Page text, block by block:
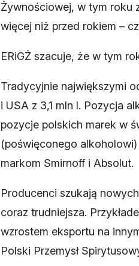
Żywnościowej, w tym roku
więcej niż przed rokiem –
ERiGŻ szacuje, że w tym
Tradycyjnie największymi
i USA z 3,1 mln l. Pozycja
pozycje polskich marek w
(poświęconego
markom Smirnoff i Absolut.
Producenci szukają
coraz trudniejsza.
wzrostem eksportu na
Polski Przemysł